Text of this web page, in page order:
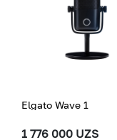
1 776 000 UZS
Elgato Wave 1